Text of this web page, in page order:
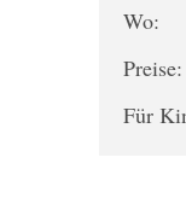
Wo:
Preise:
Für